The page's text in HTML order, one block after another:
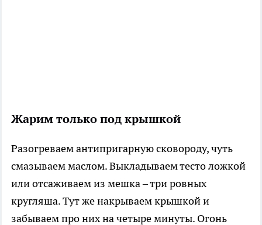
Жарим только под крышкой
Разогреваем антипригарную сковороду, чуть
смазываем маслом. Выкладываем тесто ложкой
или отсаживаем из мешка – три ровных
кругляша. Тут же накрываем крышкой и
забываем про них на четыре минуты. Огонь